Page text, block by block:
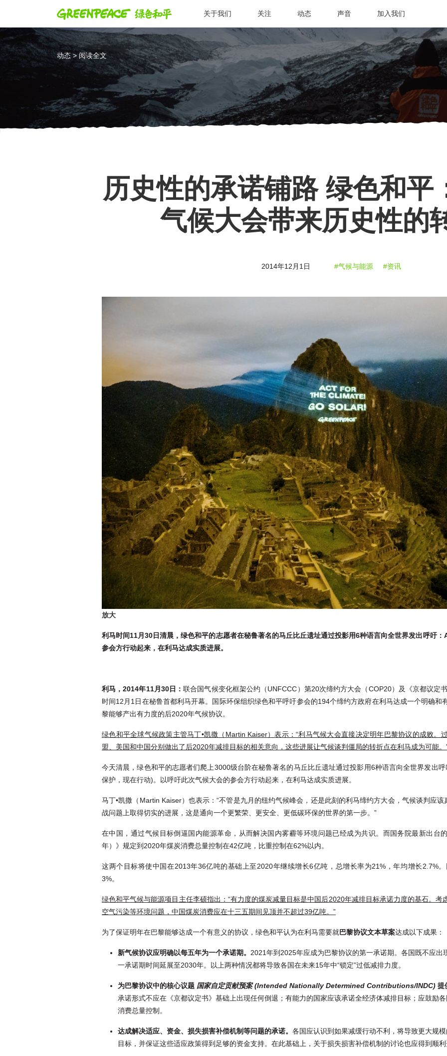
关于我们 关注 动态 声音 加入我们
动态 > 阅读全文
历史性的承诺铺路 绿色和平
气候大会带来历史性的
2014年12月1日 #气候与能源 #资讯
放大
利马时间11月30日清晨，绿色和平的志愿者在秘鲁著名的马丘比丘遗址通过投影用6种语言向全世界发出呼吁
参会方行动起来，在利马达成实质进展。
利马，2014年11月 30日：联合国气候变化框架公约（UNFCCC）第20次缔约方大会（COP20）及《京都议定
时间12月1日在秘鲁首都利马开幕。国际环保组织绿色和平呼吁参会的194个缔约方政府在利马达成一个明确和
黎能够产出有力度的后2020年气候协议。
绿色和平全球气候政策主管马丁•凯撒（Martin Kaiser）表示：“利马气候大会直接决定明年巴黎协议的成败。
盟、美国和中国分别做出了后2020年减排目标的相关意向 ，这些进展让气候谈判僵局的转折点在利马成为可能。
今天清晨，绿色和平的志愿者们爬上3000级台阶在秘鲁著名的马丘比丘遗址通过投影用6种语言向全世界发出
保护，现在行动)。以呼吁此次气候大会的参会方行动起来，在利马达成实质进展。
马丁•凯撒（Martin Kaiser）也表示：“不管是九月的纽约气候峰会，还是此刻的利马缔约方大会，气候谈判应该
战问题上取得切实的进展，这是通向一个更繁荣、更安全、更低碳环保的世界的第一步。”
在中国，通过气候目标倒逼国内能源革命，从而解决国内雾霾等环境问题已经成为共识。而国务院最新出台
年）》规定到2020年煤炭消费总量控制在42亿吨，比重控制在62%以内。
这两个目标将使中国在2013年36亿吨的基础上至2020年继续增长6亿吨，总增长率为21%，年均增长2.7%
3%。
绿色和平气候与能源项目主任李硕指出：“有力度的煤炭减量目标是中国后2020年减排目标承诺力度的基石。考
空气污染等环境问题，中国煤炭消费应在十三五期间见顶并不超过39亿吨。”
为了保证明年在巴黎能够达成一个有意义的协议，绿色和平认为在利马需要就巴黎协议文本草案达成以下成果：
新气候协议应明确以每五年为一个承诺期。 2021年到2025年应成为巴黎协议的第一承诺期。各国既不应
一承诺期时间延展至2030年。以上两种情况都将导致各国在未来15年中“锁定”过低减排力度。
为巴黎协议中的核心议题 国家自定贡献预案 (Intended Nationally Determined Contributions/INDC) 提
承诺形式不应在《京都议定书》基础上出现任何倒退；有能力的国家应该承诺全经济体减排目标；应鼓励
消费总量控制。
达成解决适应、资金、损失损害补偿机制等问题的承诺。 各国应认识到如果减缓行动不利，将导致更大规
目标，并保证这些适应政策得到足够的资金支持。在此基础上，关于损失损害补偿机制的讨论也应得到顺